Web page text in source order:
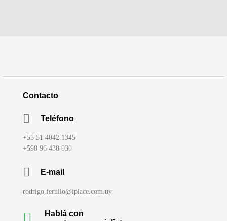
Contacto
Teléfono
+55 51 4042 1345
+598 96 438 030
E-mail
rodrigo.ferullo@iplace.com.uy
Hablá con